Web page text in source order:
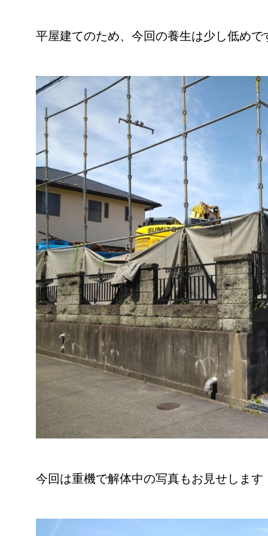
平屋建てのため、今回の養生は少し低めで
今回は重機で解体中の写真もお見せします